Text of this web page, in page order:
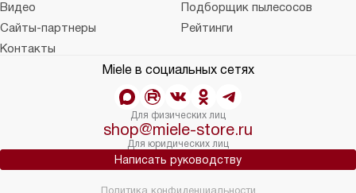
Видео
Подборщик пылесосов
Сайты-партнеры
Рейтинги
Контакты
Miele в социальных сетях
Для физических лиц
shop@miele-store.ru
Для юридических лиц
Написать руководству
Политика конфиденциальности